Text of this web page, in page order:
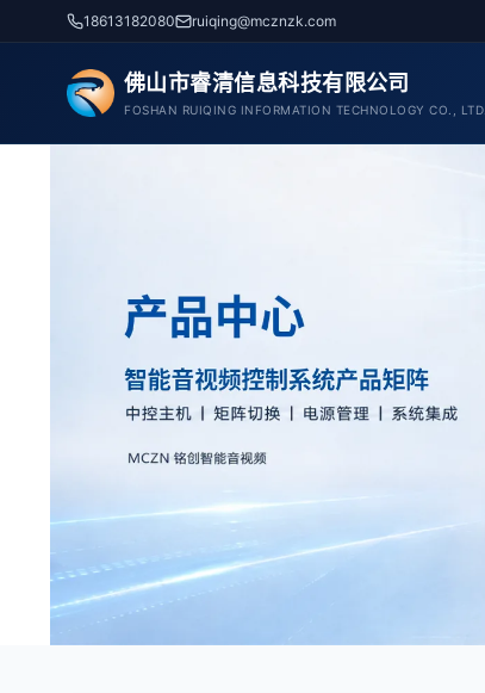
18613182080 ruiqing@mcznzk.com
佛山市睿清信息科技有限公司
FOSHAN RUIQING INFORMATION TECHNOLOGY CO., LTD.